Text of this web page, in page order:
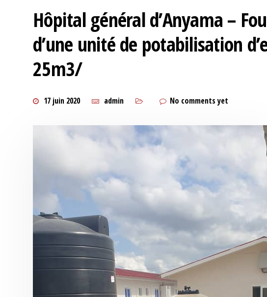
Hôpital général d’Anyama –
d’une unité de potabilisation
25m3/
17 juin 2020 admin No comments yet